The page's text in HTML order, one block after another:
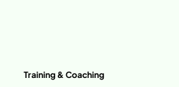
Training & Coaching